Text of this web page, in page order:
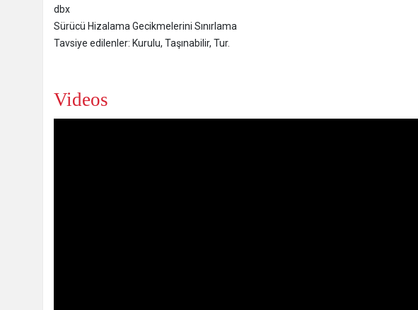
dbx
Sürücü Hizalama Gecikmelerini Sınırlama
Tavsiye edilenler: Kurulu, Taşınabilir, Tur.
Videos